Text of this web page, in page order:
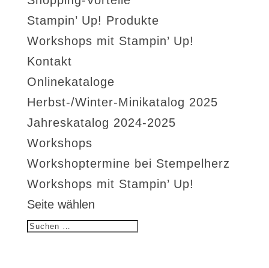
Stampin’ Up! Produkte
Workshops mit Stampin’ Up!
Kontakt
Onlinekataloge
Herbst-/Winter-Minikatalog 2025
Jahreskatalog 2024-2025
Workshops
Workshoptermine bei Stempelherz
Workshops mit Stampin’ Up!
Seite wählen